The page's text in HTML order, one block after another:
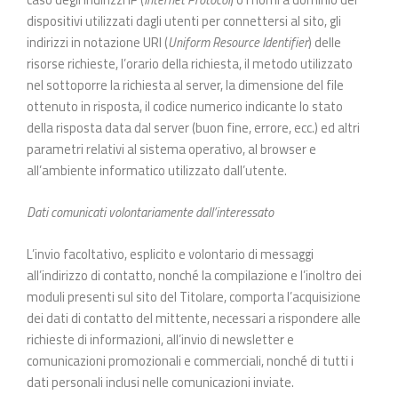
dispositivi utilizzati dagli utenti per connettersi al sito, gli
indirizzi in notazione URI (Uniform Resource Identifier) delle
risorse richieste, l’orario della richiesta, il metodo utilizzato
nel sottoporre la richiesta al server, la dimensione del file
ottenuto in risposta, il codice numerico indicante lo stato
della risposta data dal server (buon fine, errore, ecc.) ed altri
parametri relativi al sistema operativo, al browser e
all’ambiente informatico utilizzato dall’utente.
Dati comunicati volontariamente dall’interessato
L’invio facoltativo, esplicito e volontario di messaggi
all’indirizzo di contatto, nonché la compilazione e l’inoltro dei
moduli presenti sul sito del Titolare, comporta l’acquisizione
dei dati di contatto del mittente, necessari a rispondere alle
richieste di informazioni, all’invio di newsletter e
comunicazioni promozionali e commerciali, nonché di tutti i
dati personali inclusi nelle comunicazioni inviate.